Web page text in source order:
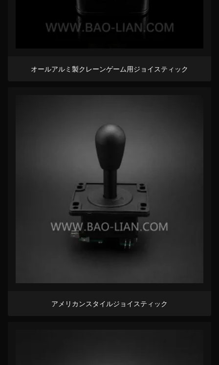
オールアルミ製クレーンゲーム用ジョイスティック
アメリカンスタイルジョイスティック